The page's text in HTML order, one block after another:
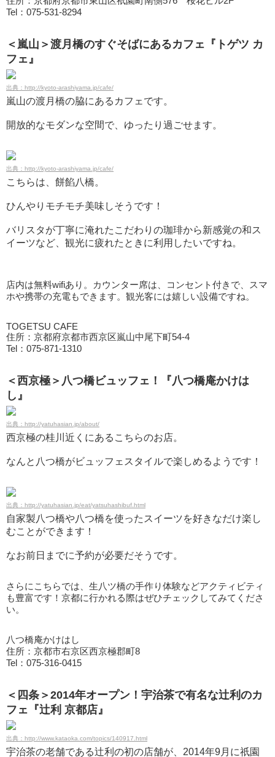
Tel：075-531-8294
＜嵐山＞渡月橋のすぐそばにあるカフェ『トゲツ カ
フェ』
出典：http://kyoto-arashiyama.jp/cafe/
嵐山の渡月橋の脇にあるカフェです。
開放的なモダンな空間で、ゆったり過ごせます。
出典：http://kyoto-arashiyama.jp/cafe/
こちらは、餅餡八橋。
ひんやりモチモチ美味しそうです！
バリスタが丁寧に淹れたこだわりの珈琲から新感覚の和ス
イーツなど、観光に疲れたときに利用したいですね。
店内は無料wifiあり。カウンター席は、コンセント付きで、スマ
ホや携帯の充電もできます。観光客には嬉しい設備ですね。
TOGETSU CAFE
住所：京都府京都市西京区嵐山中尾下町54-4
Tel：075-871-1310
＜西京極＞八つ橋ビュッフェ！『八つ橋庵かけは
し』
出典：http://yatuhasian.jp/about/
西京極の桂川近くにあるこちらのお店。
なんと八つ橋がビュッフェスタイルで楽しめるようです！
出典：http://yatuhasian.jp/eat/yatsuhashibuf.html
自家製八つ橋や八つ橋を使ったスイーツを好きなだけ楽し
むことができます！
なお前日までに予約が必要だそうです。
さらにこちらでは、生八ツ橋の手作り体験などアクティビティ
も豊富です！京都に行かれる際はぜひチェックしてみてくださ
い。
八つ橋庵かけはし
住所：京都市右京区西京極郡町8
Tel：075-316-0415
＜四条＞2014年オープン！宇治茶で有名な辻利のカ
フェ『辻利 京都店』
出典：http://www.kataoka.com/topics/140917.html
宇治茶の老舗である辻利の初の店舗が、2014年9月に祇園